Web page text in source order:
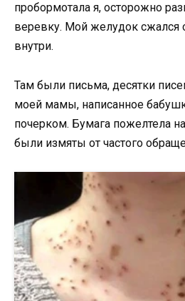
пробормотала я, осторожно
веревку. Мой желудок сжался
внутри.
Там были письма, десятки
моей мамы, написанное
почерком. Бумага пожелтела
были измяты от частого